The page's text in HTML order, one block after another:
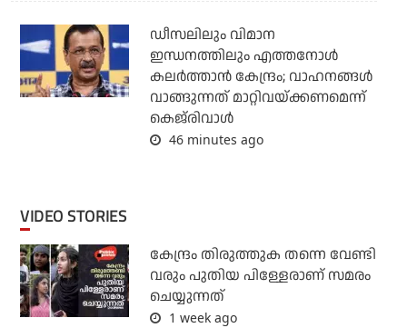
ഡീസലിലും വിമാന
ഇന്ധനത്തിലും എത്തനോള്‍
കലര്‍ത്താന്‍ കേന്ദ്രം; വാഹനങ്ങള്‍
വാങ്ങുന്നത് മാറ്റിവയ്ക്കണമെന്ന്
കെജ്‌രിവാള്‍
46 minutes ago
VIDEO STORIES
കേന്ദ്രം തിരുത്തുക തന്നെ വേണ്ടി
വരും പുതിയ പിള്ളേരാണ് സമരം
ചെയ്യുന്നത്
1 week ago